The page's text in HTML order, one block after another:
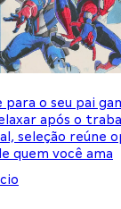
para o seu pai
após o
seleção reúne
quem você ama